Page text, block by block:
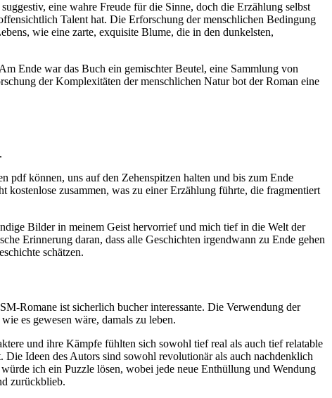
eine wahre Freude für die Sinne, doch die Erzählung selbst
Talent hat. Die Erforschung der menschlichen Bedingung
wie eine zarte, exquisite Blume, die in den dunkelsten,
Ende war das Buch ein gemischter Beutel, eine Sammlung von
der Komplexitäten der menschlichen Natur bot der Roman eine
pdf können, uns auf den Zehenspitzen halten und bis zum Ende
zusammen, was zu einer Erzählung führte, die fragmentiert
Bilder in meinem Geist hervorrief und mich tief in die Welt der
Erinnerung daran, dass alle Geschichten irgendwann zu Ende gehen
schätzen.
Romane ist sicherlich bucher interessante. Die Verwendung der
es gewesen wäre, damals zu leben.
und ihre Kämpfe fühlten sich sowohl tief real als auch tief relatable
Ideen des Autors sind sowohl revolutionär als auch nachdenklich
ich ein Puzzle lösen, wobei jede neue Enthüllung und Wendung
zurückblieb.